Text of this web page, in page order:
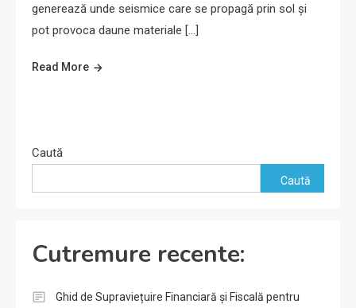
generează unde seismice care se propagă prin sol și
pot provoca daune materiale […]
Read More
Caută
Caută
Cutremure recente:
Ghid de Supraviețuire Financiară și Fiscală pentru